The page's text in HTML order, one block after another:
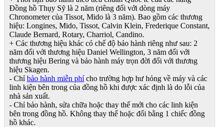
Đồng hồ Thụy Sỹ là 2 năm (riêng đối với dòng máy
Chronometer của Tissot, Mido là 3 năm). Bao gồm các thương
hiệu: Longines, Mido, Tissot, Calvin Klein, Frederique Constant,
Claude Bernard, Rotary, Charriol, Candino.
+ Các thương hiệu khác có chế độ bảo hành riêng như sau: 2
năm đối với thương hiệu Daniel Wellington, 3 năm đối với
thương hiệu Bering và bảo hành máy trọn đời đối với thương
hiệu Skagen.
- Chỉ bảo hành miễn phícho trường hợp hư hỏng về máy và các
linh kiện bên trong của đồng hồ khi được xác định là do lỗi của
nhà sản xuất.
- Chỉ bảo hành, sửa chữa hoặc thay thế mới cho các linh kiện
bên trong đồng hồ. Không thay thế hoặc đổi bằng 1 chiếc đồng
hồ khác.